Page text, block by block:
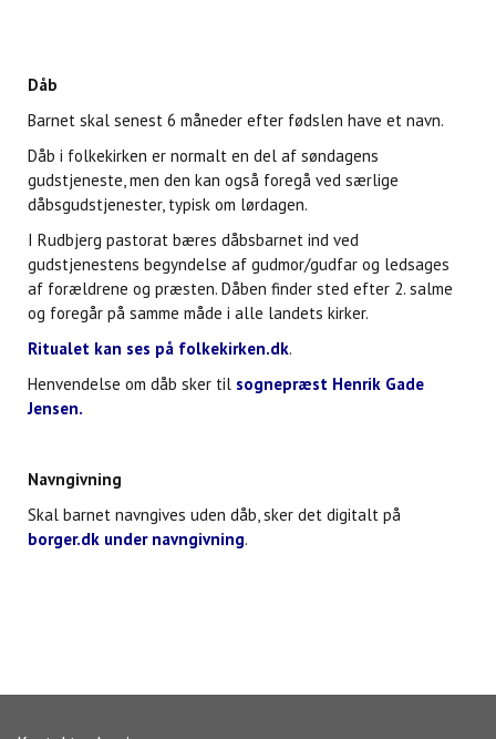
Dåb
Barnet skal senest 6 måneder efter fødslen have et navn.
Dåb i folkekirken er normalt en del af søndagens
gudstjeneste, men den kan også foregå ved særlige
dåbsgudstjenester, typisk om lørdagen.
I Rudbjerg pastorat bæres dåbsbarnet ind ved
gudstjenestens begyndelse af gudmor/gudfar og ledsages
af forældrene og præsten. Dåben finder sted efter 2. salme
og foregår på samme måde i alle landets kirker.
Ritualet kan ses på folkekirken.dk.
Henvendelse om dåb sker til sognepræst Henrik Gade
Jensen.
Navngivning
Skal barnet navngives uden dåb, sker det digitalt på
borger.dk under navngivning.